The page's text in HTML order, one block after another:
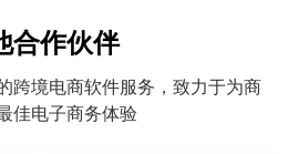
合作伙伴
跨境电商软件服务，致力于为商
佳电子商务体验